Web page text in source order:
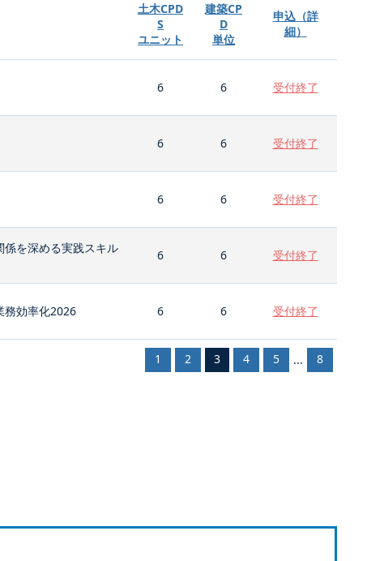
土木CPD
S
ユニット
建築CP
D
単位
申込（詳
細）
6 6 受付終了
6 6 受付終了
6 6 受付終了
係を深める実践スキル
6 6 受付終了
務効率化2026 6 6 受付終了
1 2 3 4 5 ... 8